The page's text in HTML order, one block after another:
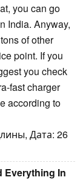
you can go
India. Anyway,
of other
point. If you
you check
fast charger
according to
Дата: 26
Everything In